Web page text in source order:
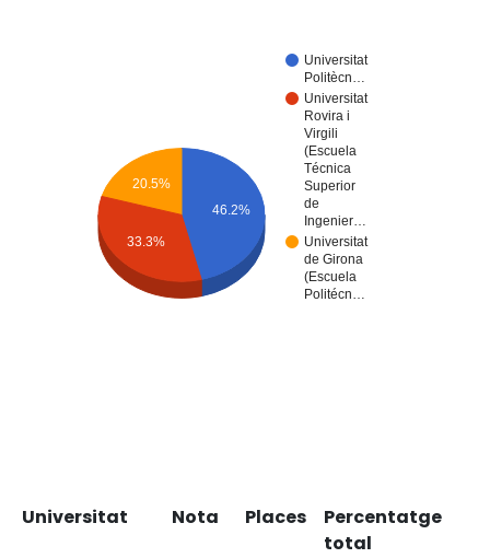
Universitat
Politècn…
Universitat
Rovira i
Virgili
(Escuela
Técnica
Superior
de
Ingenier…
Universitat
de Girona
(Escuela
Politécn…
46.2%
20.5%
33.3%
Universitat Nota Places
Percentatge
total